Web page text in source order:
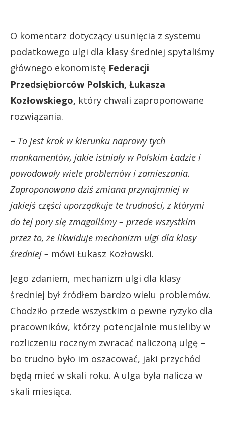
O komentarz dotyczący usunięcia z systemu
podatkowego ulgi dla klasy średniej spytaliśmy
głównego ekonomistę Federacji
Przedsiębiorców Polskich, Łukasza
Kozłowskiego, który chwali zaproponowane
rozwiązania.
– To jest krok w kierunku naprawy tych
mankamentów, jakie istniały w Polskim Ładzie i
powodowały wiele problemów i zamieszania.
Zaproponowana dziś zmiana przynajmniej w
jakiejś części uporządkuje te trudności, z którymi
do tej pory się zmagaliśmy – przede wszystkim
przez to, że likwiduje mechanizm ulgi dla klasy
średniej – mówi Łukasz Kozłowski.
Jego zdaniem, mechanizm ulgi dla klasy
średniej był źródłem bardzo wielu problemów.
Chodziło przede wszystkim o pewne ryzyko dla
pracowników, którzy potencjalnie musieliby w
rozliczeniu rocznym zwracać naliczoną ulgę –
bo trudno było im oszacować, jaki przychód
będą mieć w skali roku. A ulga była nalicza w
skali miesiąca.